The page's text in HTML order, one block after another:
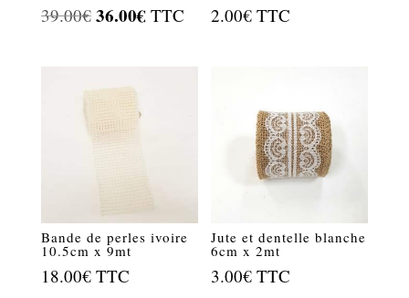
39.00€ Le
était :
39.00€.
36.00€Le
TTC 2.00€ TTC
Bande de perles ivoire
10.5cm x 9mt
18.00€ TTC
Jute et dentelle blanche
6cm x 2mt
3.00€ TTC